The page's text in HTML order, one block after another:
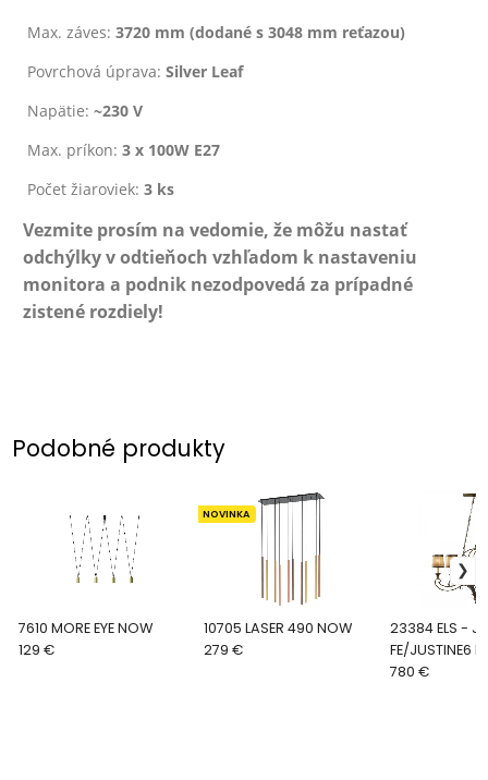
Max. záves:3720 mm (dodané s 3048 mm reťazou)
Povrchová úprava:Silver Leaf
Napätie:~230 V
Max. príkon:3 x 100W E27
Počet žiaroviek:3 ks
Vezmite prosím na vedomie, že môžu nastať
odchýlky v odtieňoch vzhľadom k nastaveniu
monitora a podnik nezodpovedá za prípadné
zistené rozdiely!
Podobné produkty
7610 MORE EYE NOW
129 €
10705 LASER 490 NOW
NOVINKA
279 €
23384 ELS - JUSTINE -
FE/JUSTINE6
780 €